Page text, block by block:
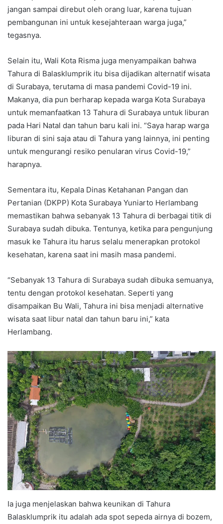
jangan sampai direbut oleh orang luar, karena tujuan
pembangunan ini untuk kesejahteraan warga juga,”
tegasnya.
Selain itu, Wali Kota Risma juga menyampaikan bahwa
Tahura di Balasklumprik itu bisa dijadikan alternatif wisata
di Surabaya, terutama di masa pandemi Covid-19 ini.
Makanya, dia pun berharap kepada warga Kota Surabaya
untuk memanfaatkan 13 Tahura di Surabaya untuk liburan
pada Hari Natal dan tahun baru kali ini. “Saya harap warga
liburan di sini saja atau di Tahura yang lainnya, ini penting
untuk mengurangi resiko penularan virus Covid-19,”
harapnya.
Sementara itu, Kepala Dinas Ketahanan Pangan dan
Pertanian (DKPP) Kota Surabaya Yuniarto Herlambang
memastikan bahwa sebanyak 13 Tahura di berbagai titik di
Surabaya sudah dibuka. Tentunya, ketika para pengunjung
masuk ke Tahura itu harus selalu menerapkan protokol
kesehatan, karena saat ini masih masa pandemi.
“Sebanyak 13 Tahura di Surabaya sudah dibuka semuanya,
tentu dengan protokol kesehatan. Seperti yang
disampaikan Bu Wali, Tahura ini bisa menjadi alternative
wisata saat libur natal dan tahun baru ini,” kata
Herlambang.
Ia juga menjelaskan bahwa keunikan di Tahura
Balasklumprik itu adalah ada spot sepeda airnya di bozem,